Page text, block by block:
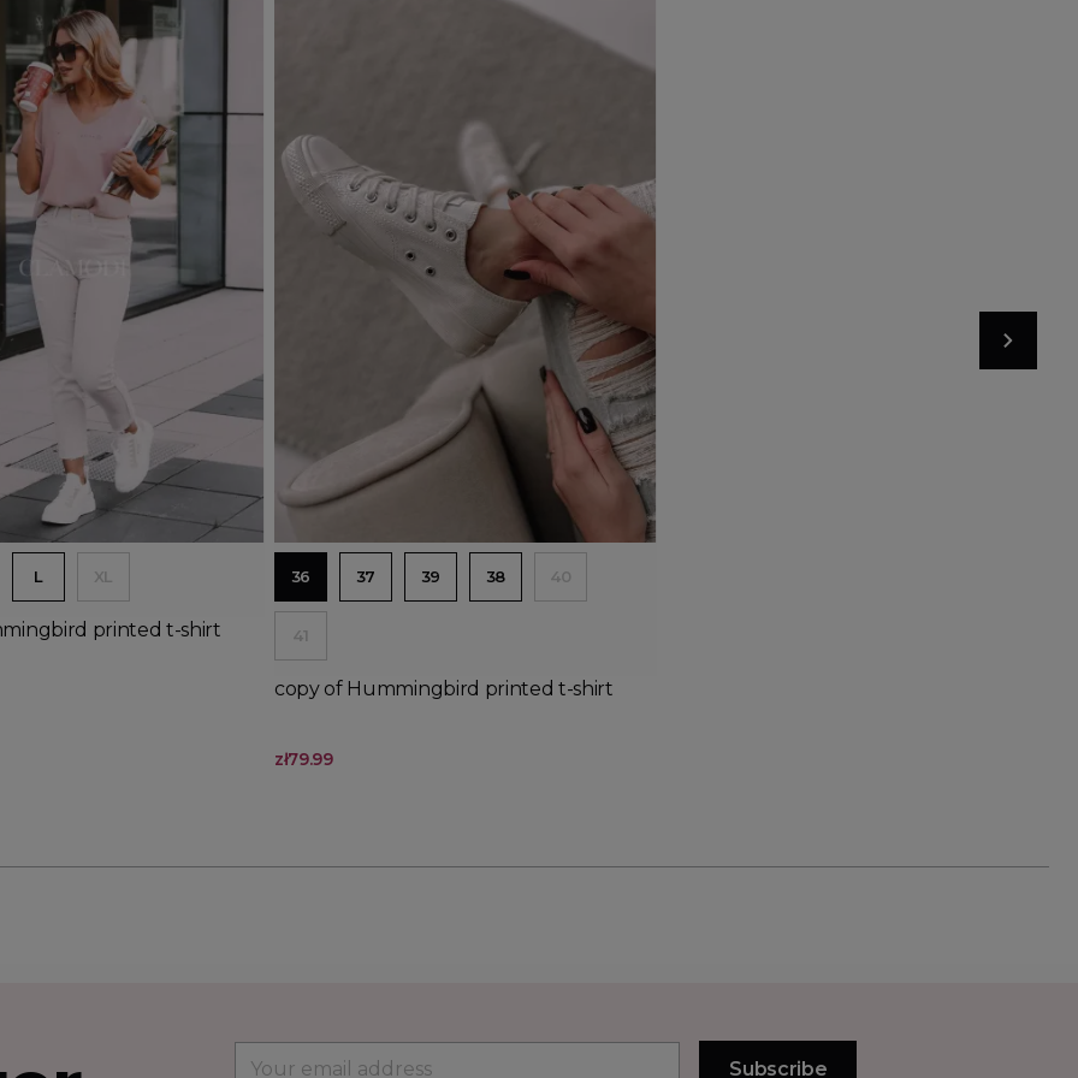
to basket
Out-of-Stock Product available with different options
L XL
printed t-shirt
36 37 39 38 40
41
copy of Hummingbird printed t-shirt
zł79.99